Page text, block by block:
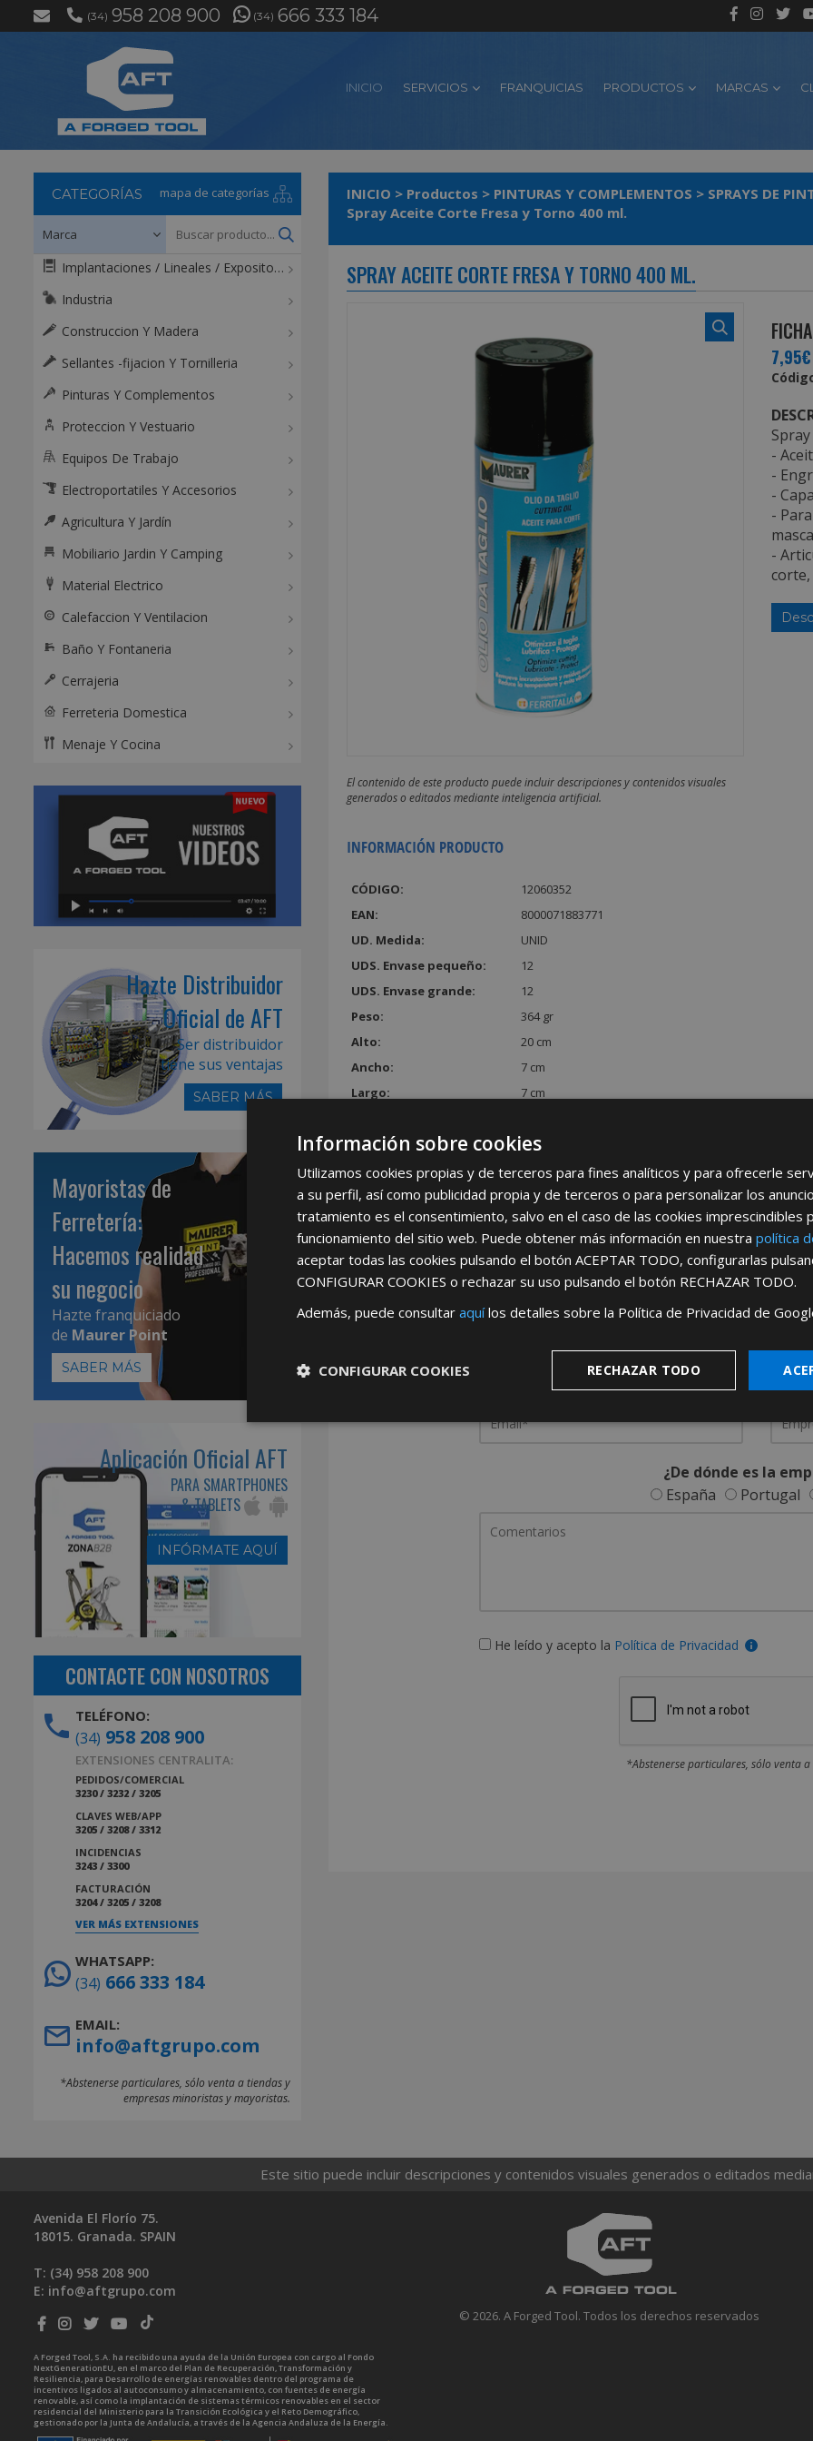
(34) 958 208 900 (34) 666 333 184
INICIO SERVICIOS FRANQUICIAS PRODUCTOS MARCAS
INICIO > Productos > PINTURAS Y COMPLEMENTOS > SPRAYS DE
Spray Aceite Corte Fresa y Torno 400 ml.
SPRAY ACEITE CORTE FRESA Y TORNO 400 ML.
El contenido de este producto puede incluir descripciones y contenidos visuales
generados o editados mediante inteligencia artificial.
INFORMACIÓN PRODUCTO
CÓDIGO:
12060352
EAN:
8000071883771
UD. Medida:
UNID
UDS. Envase pequeño:
12
UDS. Envase grande:
12
Peso:
364 gr
Alto:
20 cm
Ancho:
7 cm
Largo:
7 cm
7,95€
-
-
-
-
-
REGÍSTRATE PARA HACERTE
Desdeaquípodrá ver todas las
Rellene este formulario y nos pondremos en contacto
¿De dónde es la
España
Portugal
He leído y acepto la Política de Privacidad
*Abstenerse particulares, sólo venta
CATEGORÍAS mapa de categorías
Implantaciones / Lineales / Expositores / Mostradores
Industria
Construccion Y Madera
Sellantes -fijacion Y Tornilleria
Pinturas Y Complementos
Proteccion Y Vestuario
Equipos De Trabajo
Electroportatiles Y Accesorios
Agricultura Y Jardín
Mobiliario Jardin Y Camping
Material Electrico
Calefaccion Y Ventilacion
Baño Y Fontaneria
Cerrajeria
Ferreteria Domestica
Menaje Y Cocina
Hazte Distribuidor
Oficial de AFT
Ser distribuidor
tiene sus ventajas
SABER MÁS
Mayoristas de
Ferretería:
Hacemos realidad
su negocio
Hazte franquiciado
de Maurer Point
SABER MÁS
Aplicación Oficial AFT
PARA SMARTPHONES
& TABLETS
INFÓRMATE AQUÍ
CONTACTE CON NOSOTROS
TELÉFONO:
(34) 958 208 900
EXTENSIONES CENTRALITA:
PEDIDOS/COMERCIAL
3230 / 3232 / 3205
CLAVES WEB/APP
3205 / 3208 / 3312
INCIDENCIAS
3243 / 3300
FACTURACIÓN
3204 / 3205 / 3208
VER MÁS EXTENSIONES
WHATSAPP:
(34) 666 333 184
EMAIL:
info@aftgrupo.com
*Abstenerse particulares, sólo venta a tiendas y
empresas minoristas y mayoristas.
Este sitio puede incluir descripciones y contenidos visuales generados o editados
© 2026. A Forged Tool. Todos los derechos reservados
Avenida El Florío 75.
18015. Granada. SPAIN
T: (34) 958 208 900
E: info@aftgrupo.com
A Forged Tool, S.A. ha recibido una ayuda de la Unión Europea con cargo al Fondo
NextGenerationEU, en el marco del Plan de Recuperación, Transformación y
Resiliencia, para Desarrollo de energías renovables dentro del programa de
incentivos ligados al autoconsumo y almacenamiento, con fuentes de energía
renovable, así como la implantación de sistemas térmicos renovables en el sector
residencial del Ministerio para la Transición Ecológica y el Reto Demográfico,
gestionado por la Junta de Andalucía, a través de la Agencia Andaluza de la Energía.
Información sobre cookies
Utilizamos cookies propias y de terceros para fines analíticos y para ofrecerle
a su perfil, así como publicidad propia y de terceros o para personalizar los
tratamiento es el consentimiento, salvo en el caso de las cookies imprescindibles
funcionamiento del sitio web. Puede obtener más información en nuestra política
aceptar todas las cookies pulsando el botón ACEPTAR TODO, configurarlas
CONFIGURAR COOKIES o rechazar su uso pulsando el botón RECHAZAR TODO.
Además, puede consultar aquílos detalles sobre la Política de Privacidad de
RECHAZAR TODO
CONFIGURAR COOKIES